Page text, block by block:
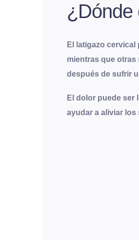
¿Dónde
El latigazo
mientras que otras
después de sufrir
El dolor puede ser
ayudar a aliviar